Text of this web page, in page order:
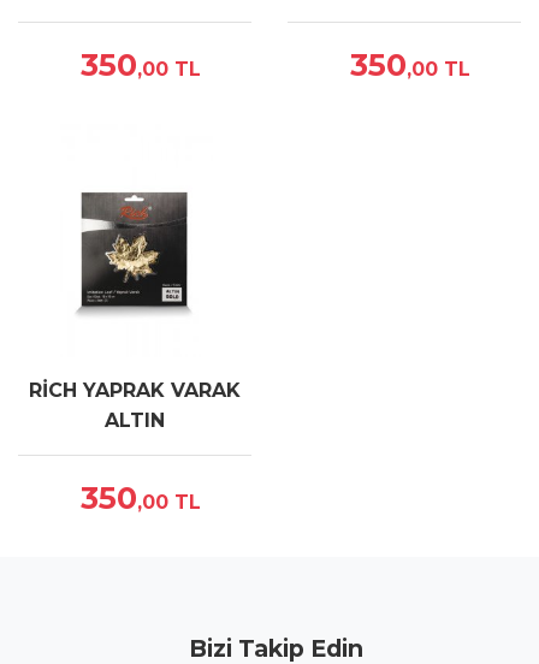
350,00 TL 350,00 TL
RİCH YAPRAK VARAK
ALTIN
350,00 TL
Bizi Takip Edin